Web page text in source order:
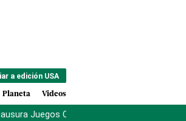
a edición USA
Planeta Videos
Juegos Centroamericanos